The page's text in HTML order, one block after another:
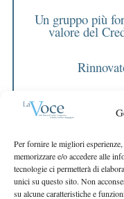
Per fornire le migliori
memorizzare e/o accedere alle
tecnologie ci permetterà di
unici su questo sito. Non
su alcune caratteristiche e
Un gruppo più
valore del
Bilancio